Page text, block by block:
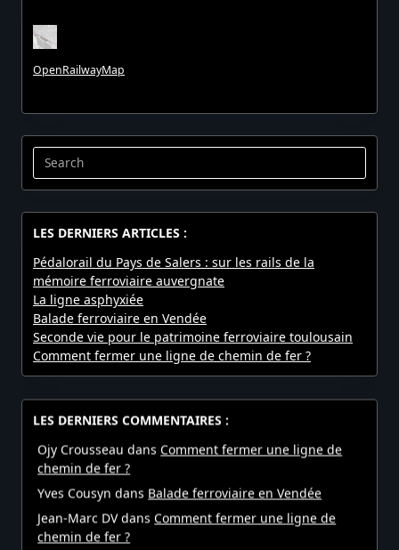
OpenRailwayMap
Search
for:
LES DERNIERS ARTICLES :
Pédalorail du Pays de Salers : sur les rails de la
mémoire ferroviaire auvergnate
La ligne asphyxiée
Balade ferroviaire en Vendée
Seconde vie pour le patrimoine ferroviaire toulousain
Comment fermer une ligne de chemin de fer ?
LES DERNIERS COMMENTAIRES :
Ojy Crousseau dans Comment fermer une ligne de
chemin de fer ?
Yves Cousyn dans Balade ferroviaire en Vendée
Jean-Marc DVdans Comment fermer une ligne de
chemin de fer ?